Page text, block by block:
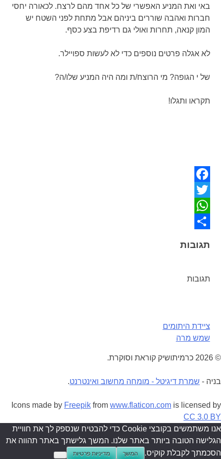
באי ואת המניע האפשרי של כל אחד מהם לרצח. לכאורה יחסי
חברות ואהבה שוררים ביניהם אבל מתחת לפני השטח יש
המון קנאה, תחרות ואולי גם רדיפת בצע כסף.
לא אגלה פרטים נוספים כדי לא לעשות ספויילר.
של י הגופה? מי הרוצח/ת ומה היה המניע שלו/ה?
תקראו ותגלו!
Facebook
Twitter
WhatsApp
תגובות
תגובות
ניווט
ציידת היתומים
שמש מרה
© 2026 כרמיתושיק קוראת וסוקרת.
בניה - שמרת דיגיטל - מומחה מחשוב ואינטרנט.
Icons made by Freepik from www.flaticon.com is licensed by
CC 3.0 BY
אנו משתמשים בקובצי Cookie כדי להבטיח שנספק לך את חוויית
הגלישה הטובה ביותר באתר שלנו. המשך גלישתך באתר תהווה את
הסכמתך לקבלת קוקיס.
המשך מדיניות פרטיות